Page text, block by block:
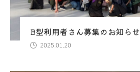
B型利用者さん募集のお知らせ
2025.01.20